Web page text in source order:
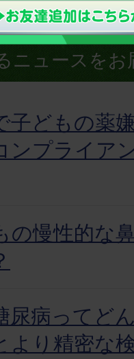
ニュースをお
子どもの薬
ンプライア
の慢性的な
尿病ってど
より精密な